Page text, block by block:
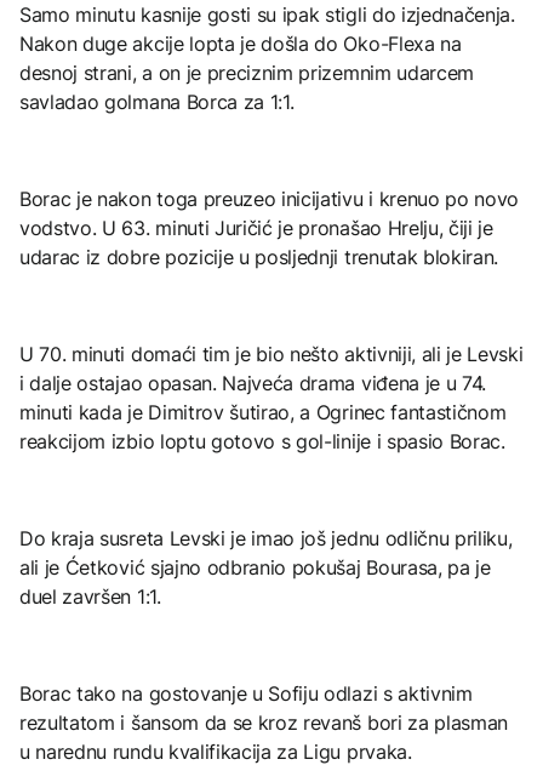
Samo minutu kasnije gosti su ipak stigli do izjednačenja.
Nakon duge akcije lopta je došla do Oko-Flexa na
desnoj strani, a on je preciznim prizemnim udarcem
savladao golmana Borca za 1:1.
Borac je nakon toga preuzeo inicijativu i krenuo po novo
vodstvo. U 63. minuti Juričić je pronašao Hrelju, čiji je
udarac iz dobre pozicije u posljednji trenutak blokiran.
U 70. minuti domaći tim je bio nešto aktivniji, ali je Levski
i dalje ostajao opasan. Najveća drama viđena je u 74.
minuti kada je Dimitrov šutirao, a Ogrinec fantastičnom
reakcijom izbio loptu gotovo s gol-linije i spasio Borac.
Do kraja susreta Levski je imao još jednu odličnu priliku,
ali je Ćetković sjajno odbranio pokušaj Bourasa, pa je
duel završen 1:1.
Borac tako na gostovanje u Sofiju odlazi s aktivnim
rezultatom i šansom da se kroz revanš bori za plasman
u narednu rundu kvalifikacija za Ligu prvaka.